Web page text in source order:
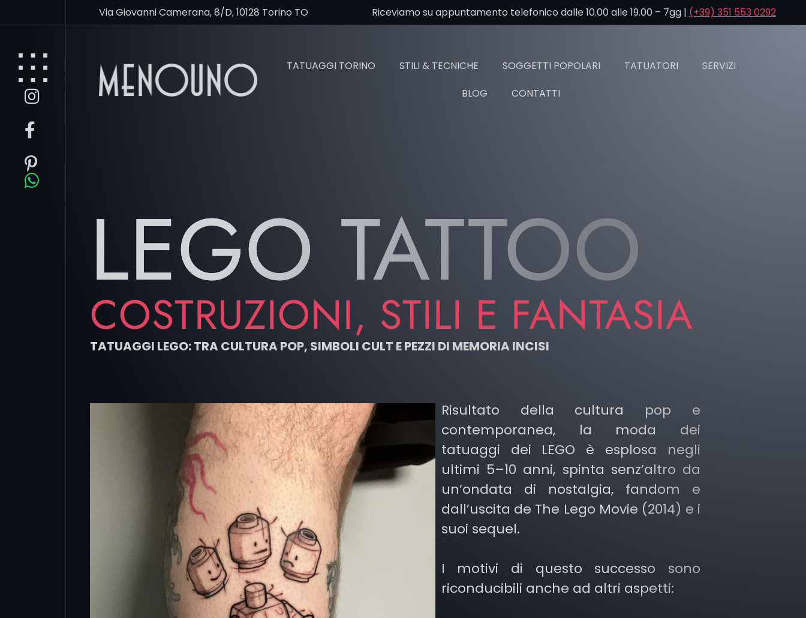
Via Giovanni Camerana, 8/D, 10128 Torino TO Riceviamo su appuntamento telefonico dalle 10.00 alle 19.00 – 7gg | (+39) 351 553 0292
TATUAGGI TORINO STILI & TECNICHE SOGGETTI POPOLARI TATUATORI
SERVIZI
BLOG
CONTATTI
LEGO TATTOO
COSTRUZIONI, STILI E FANTASIA
TATUAGGI LEGO: TRA CULTURA POP, SIMBOLI CULT E PEZZI DI MEMORIA INCISI
Risultato della cultura pop e
contemporanea, la moda dei
tatuaggi dei LEGO è esplosa negli
ultimi 5–10 anni, spinta senz’altro da
un’ondata di nostalgia, fandom e
dall’uscita de The Lego Movie (2014) e i
suoi sequel.
I motivi di questo successo sono
riconducibili anche ad altri aspetti: